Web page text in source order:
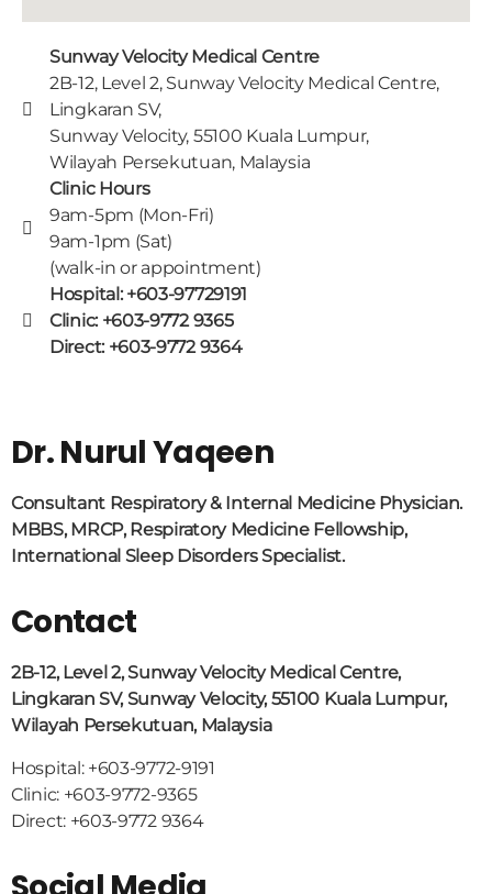
Sunway Velocity Medical Centre
2B-12, Level 2, Sunway Velocity Medical Centre,
Lingkaran SV,
Sunway Velocity, 55100 Kuala Lumpur,
Wilayah Persekutuan, Malaysia
Clinic Hours
9am-5pm (Mon-Fri)
9am-1pm (Sat)
(walk-in or appointment)
Hospital: +603-97729191
Clinic: +603-9772 9365
Direct: +603-9772 9364
Dr. Nurul Yaqeen
Consultant Respiratory & Internal Medicine Physician.
MBBS, MRCP, Respiratory Medicine Fellowship,
International Sleep Disorders Specialist.
Contact
2B-12, Level 2, Sunway Velocity Medical Centre,
Lingkaran SV, Sunway Velocity, 55100 Kuala Lumpur,
Wilayah Persekutuan, Malaysia
Hospital: +603-9772-9191
Clinic: +603-9772-9365
Direct: +603-9772 9364